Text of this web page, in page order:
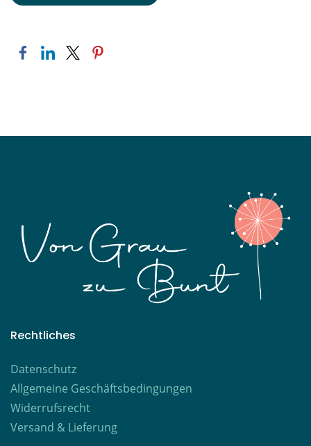
Rechtliches
Datenschutz
Allgemeine Geschäftsbedingungen
Widerrufsrecht
Versand & Lieferung